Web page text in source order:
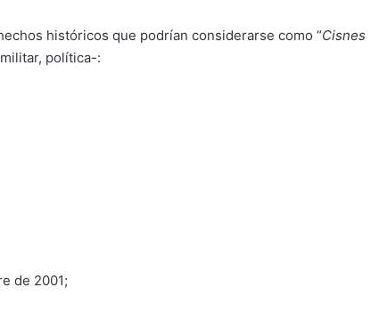
históricos que podrían considerarse como “Cisnes
política-:
de 2001;